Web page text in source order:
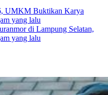
UMKM Buktikan Karya
yang lalu
di Lampung Selatan,
yang lalu